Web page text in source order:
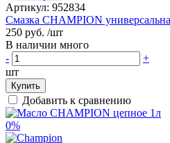
Артикул: 952834
Смазка CHAMPION
250 руб. /шт
В наличии много
-
+
шт
Купить
Добавить к сравнению
0%